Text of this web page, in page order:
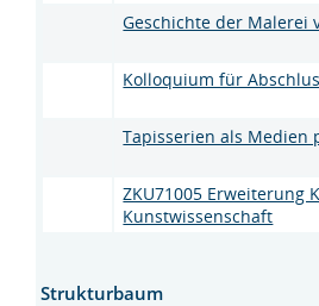
Geschichte der
Kolloquium für
Tapisserien als Medien
ZKU71005 Erweiterung
Kunstwissenschaft
Strukturbaum